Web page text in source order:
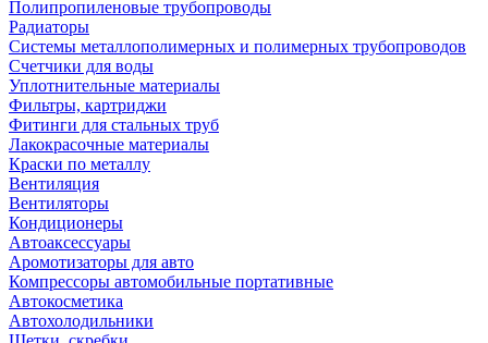
Полипропиленовые трубопроводы
Радиаторы
Системы металлополимерных и полимерных трубопроводов
Счетчики для воды
Уплотнительные материалы
Фильтры, картриджи
Фитинги для стальных труб
Лакокрасочные материалы
Краски по металлу
Вентиляция
Вентиляторы
Кондиционеры
Автоаксессуары
Аромотизаторы для авто
Компрессоры автомобильные портативные
Автокосметика
Автохолодильники